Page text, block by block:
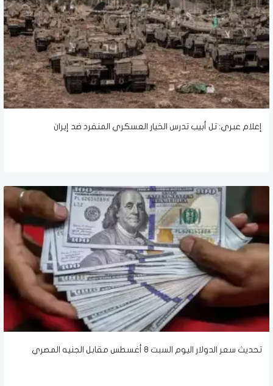
إعلام عبري: تل أبيب تدرس الخيار العسكري المنفرد ضد إيران
تحديث سعر الدولار اليوم السبت 8 أغسطس مقابل الجنيه المصري